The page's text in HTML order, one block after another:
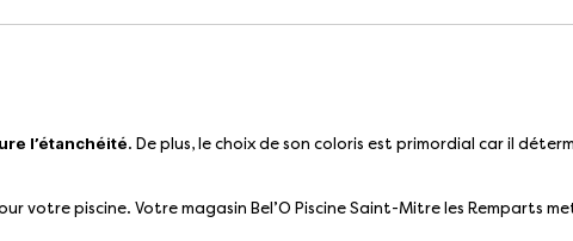
l’étanchéité. De plus, le choix de son coloris est primordial car il
votre piscine. Votre magasin Bel’O Piscine Saint-Mitre les Remparts